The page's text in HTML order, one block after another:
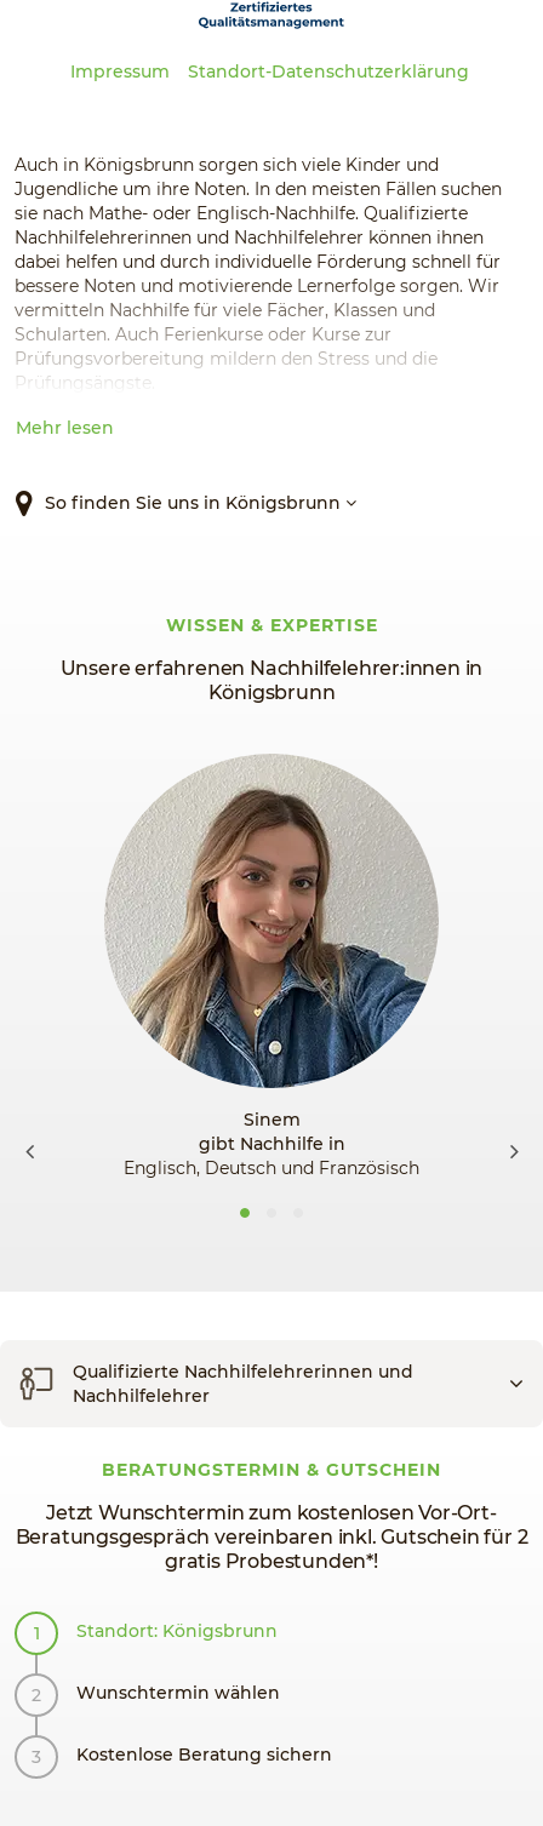
Impressum Standort-Datenschutzerklärung
Auch in Königsbrunn sorgen sich viele Kinder und
Jugendliche um ihre Noten. In den meisten Fällen suchen
sie nach Mathe- oder Englisch-Nachhilfe. Qualifizierte
Nachhilfelehrerinnen und Nachhilfelehrer können ihnen
dabei helfen und durch individuelle Förderung schnell für
bessere Noten und motivierende Lernerfolge sorgen. Wir
vermitteln Nachhilfe für viele Fächer, Klassen und
Schularten. Auch Ferienkurse oder Kurse zur
Prüfungsvorbereitung mildern den Stress und die
Prüfungsängste.
Mehr lesen
So finden Sie uns in Königsbrunn
Unsere erfahrenen Nachhilfelehrer:innen in
Königsbrunn
WISSEN & EXPERTISE
Sinem
gibt Nachhilfe in
Englisch, Deutsch und Französisch
Qualifizierte Nachhilfelehrerinnen und
Nachhilfelehrer
BERATUNGSTERMIN & GUTSCHEIN
Jetzt Wunschtermin zum kostenlosen Vor-Ort-
Beratungsgespräch vereinbaren inkl. Gutschein für 2
gratis Probestunden*!
Standort: Königsbrunn
Wunschtermin wählen
Kostenlose Beratung sichern